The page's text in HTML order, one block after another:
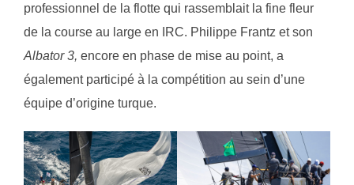
professionnel de la flotte qui rassemblait la fine fleur
de la course au large en IRC. Philippe Frantz et son
Albator 3, encore en phase de mise au point, a
également participé à la compétition au sein d’une
équipe d’origine turque.